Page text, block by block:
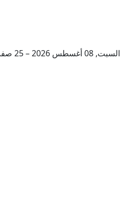
السبت, 08 أغسطس 2026 – 25 صفر 1448 هـ